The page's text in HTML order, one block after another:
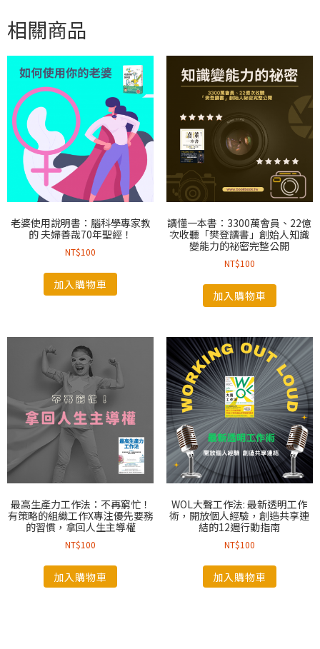
相關商品
老婆使用說明書：腦科學專家教
的 夫婦善哉70年聖經！
NT$100
加入購物車
讀懂一本書：3300萬會員、22億
次收聽「樊登讀書」創始人知識
變能力的祕密完整公開
NT$100
加入購物車
最高生產力工作法：不再窮忙！
有策略的組織工作X專注優先要務
的習慣，拿回人生主導權
NT$100
加入購物車
WOL大聲工作法: 最新透明工作
術，開放個人經驗，創造共享連
結的12週行動指南
NT$100
加入購物車